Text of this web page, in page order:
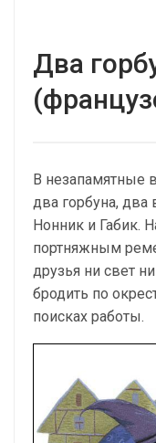
Два
В незапамятные
два горбуна,
Нонник и Габик.
портняжным
друзья ни свет
бродить по
поисках работы.